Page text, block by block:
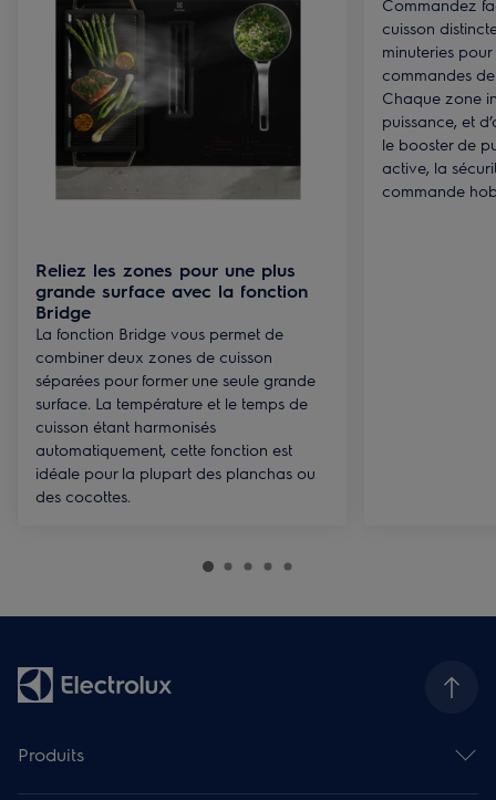
Reliez les zones pour une plus
grande surface avec la fonction
Bridge
La fonction Bridge vous permet de
combiner deux zones de cuisson
séparées pour former une seule grande
surface. La température et le temps de
cuisson étant harmonisés
automatiquement, cette fonction est
idéale pour la plupart des planchas ou
des cocottes.
Commandez
cuisson
minuteries
commandes
Chaque zone
puissance, et
le booster de
active, la
commande
Produits